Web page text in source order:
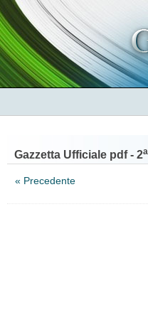
Gazzetta Ufficiale pdf - 2a
« Precedente